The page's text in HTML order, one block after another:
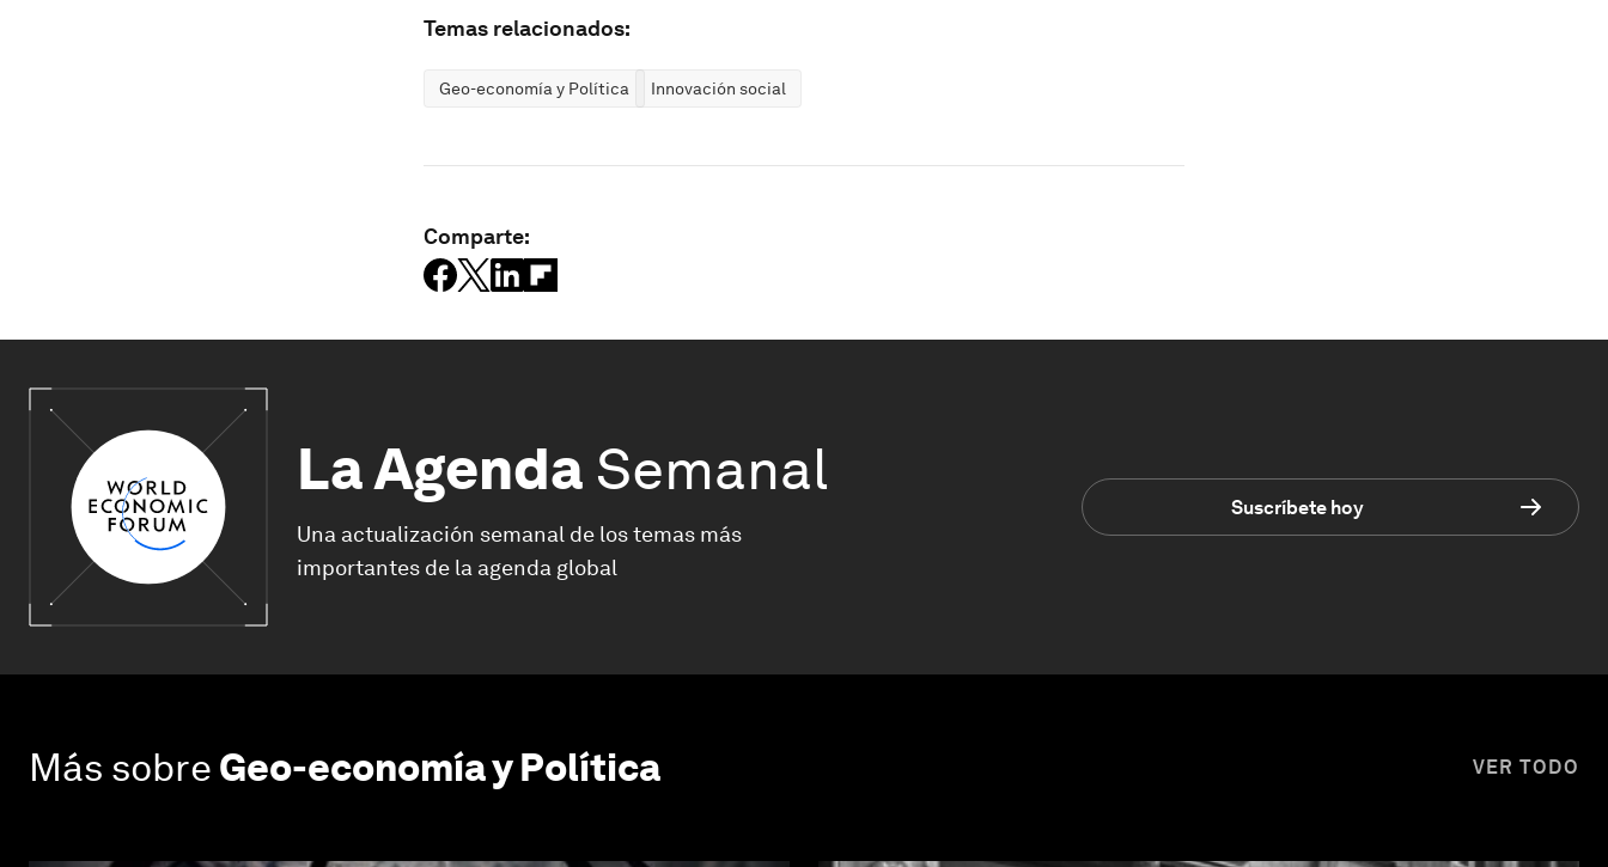
Temas relacionados:
Geo-economía y Política Innovación social
Comparte:
La Agenda Semanal
Una actualización semanal de los temas más
importantes de la agenda global
Suscríbete hoy
Más sobre Geo-economía y Política VER TODO